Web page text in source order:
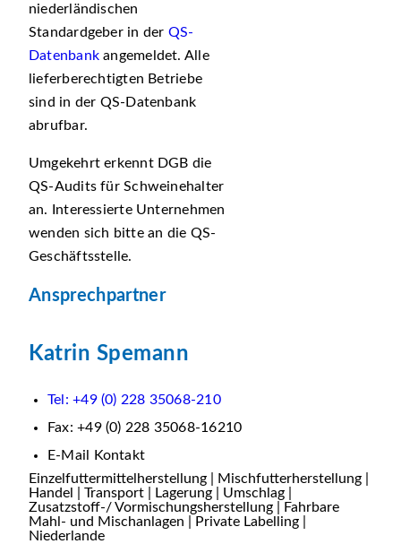
niederländischen
Standardgeber in der QS-
Datenbankangemeldet. Alle
lieferberechtigten Betriebe
sind in der QS-Datenbank
abrufbar.
Umgekehrt erkennt DGB die
QS-Audits für Schweinehalter
an. Interessierte Unternehmen
wenden sich bitte an die QS-
Geschäftsstelle.
Ansprechpartner
Katrin Spemann
Tel: +49 (0) 228 35068-210
Fax: +49 (0) 228 35068-16210
E-Mail Kontakt
Einzelfuttermittelherstellung | Mischfutterherstellung |
Handel | Transport | Lagerung | Umschlag |
Zusatzstoff-/ Vormischungsherstellung | Fahrbare
Mahl- und Mischanlagen | Private Labelling |
Niederlande